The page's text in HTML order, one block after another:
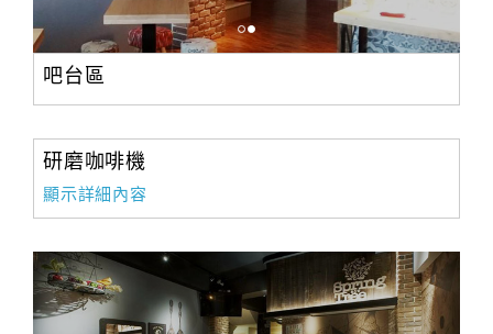
吧台區
研磨咖啡機
顯示詳細內容